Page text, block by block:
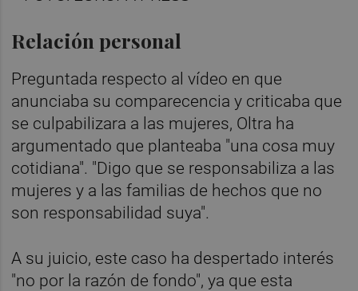
Relación personal
Preguntada respecto al vídeo en que
anunciaba su comparecencia y criticaba que
se culpabilizara a las mujeres, Oltra ha
argumentado que planteaba "una cosa muy
cotidiana". "Digo que se responsabiliza a las
mujeres y a las familias de hechos que no
son responsabilidad suya".
A su juicio, este caso ha despertado interés
"no por la razón de fondo", ya que esta